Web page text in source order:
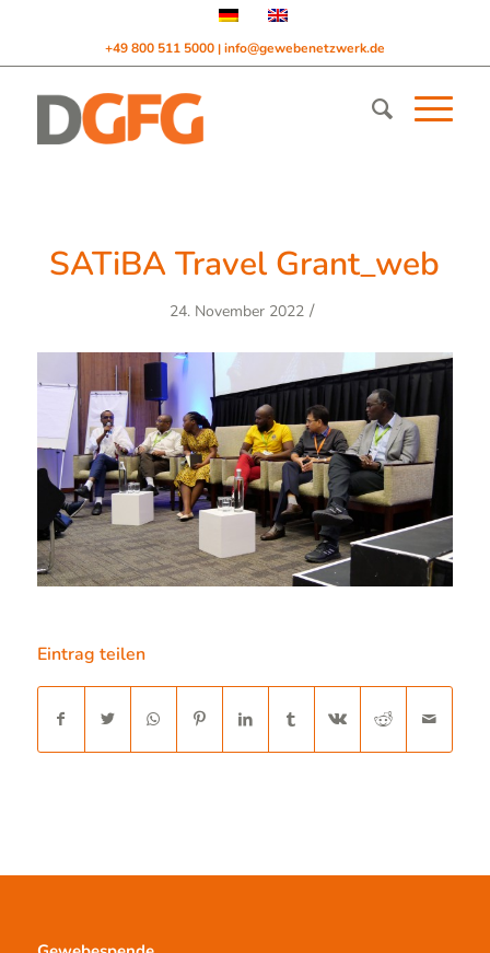
+49 800 511 5000 | info@gewebenetzwerk.de
SATiBA Travel Grant_web
24. November 2022 /
Eintrag teilen